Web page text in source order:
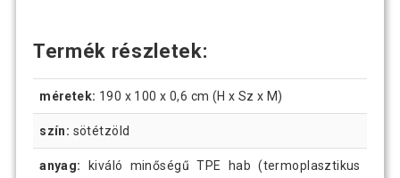
Termék részletek:
méretek: 190 x 100 x 0,6 cm (H x Sz x M)
szín: sötétzöld
anyag:
kiváló minőségű TPE hab (termoplasztikus